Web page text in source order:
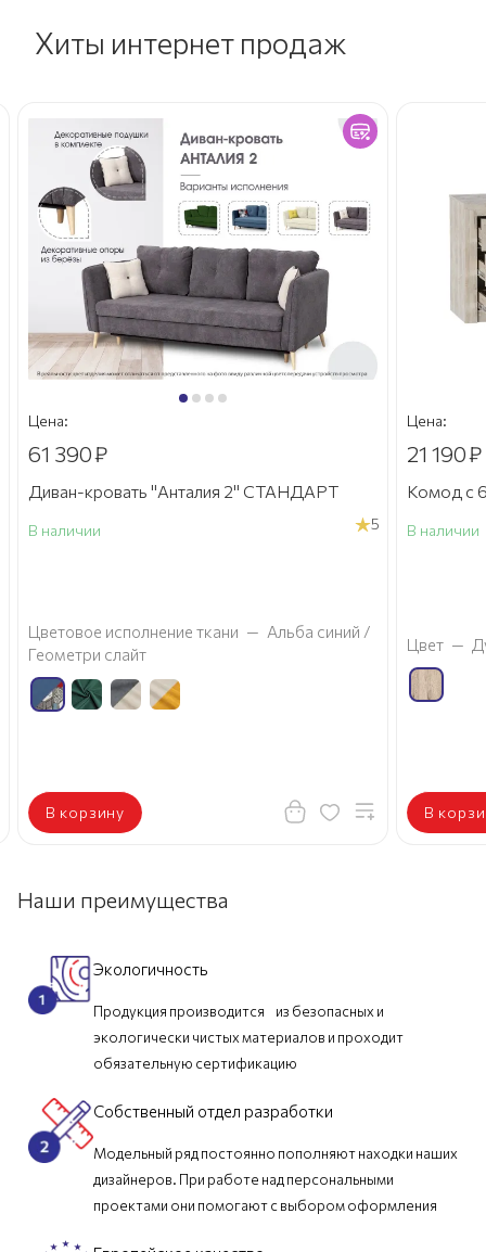
Хиты интернет продаж
Цена:
61 390₽
Диван-кровать "Анталия 2" СТАНДАРТ
В наличии 5
Цветовое исполнение ткани — Альба синий /
Геометри слайт
В корзину
Цена:
21 190₽
Комод с
В наличии
Цвет —
В
Наши преимущества
Экологичность
Продукция производится из безопасных и
экологически чистых материалов и проходит
обязательную сертификацию
Собственный отдел разработки
Модельный ряд постоянно пополняют находки наших
дизайнеров. При работе над персональными
проектами они помогают с выбором оформления